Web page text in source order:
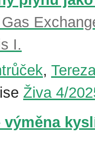
I.
,
Živa 4/
výměna